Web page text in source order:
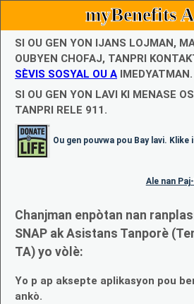
myBenefits
SI OU GEN YON IJANS LOJMAN,
OUBYEN CHOFAJ, TANPRI
SÈVIS SOSYAL OU A IMEDYATMAN.
SI OU GEN YON LAVI KI MENASE
TANPRI RELE 911.
Ou gen pouvwa pou Bay lavi.
Ale nan
Chanjman enpòtan nan
SNAP ak Asistans Tanporè
TA) yo vòlè:
Yo p ap aksepte aplikasyon pou
ankò.